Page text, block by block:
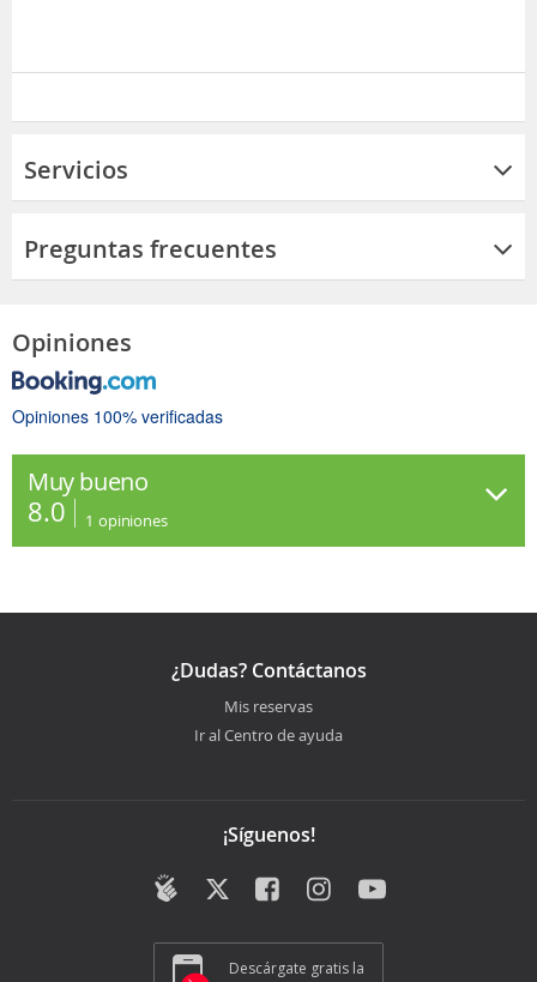
Servicios
Preguntas frecuentes
Opiniones
Opiniones 100% verificadas
Muy bueno
8.0 1 opiniones
¿Dudas? Contáctanos
Mis reservas
Ir al Centro de ayuda
¡Síguenos!
Descárgate gratis la